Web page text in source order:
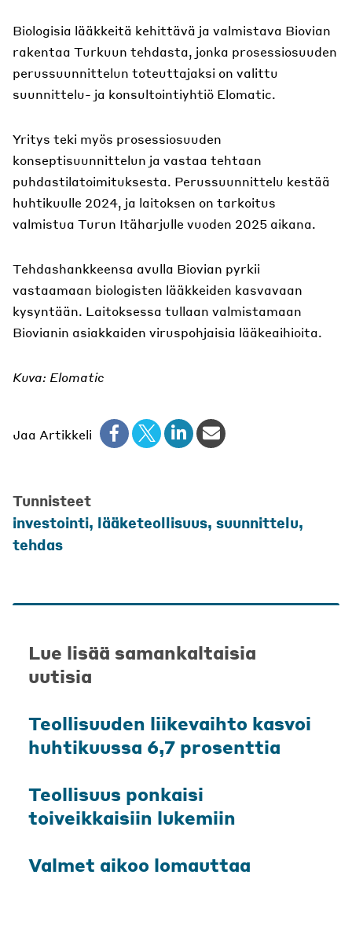
Biologisia lääkkeitä kehittävä ja valmistava Biovian
rakentaa Turkuun tehdasta, jonka prosessiosuuden
perussuunnittelun toteuttajaksi on valittu
suunnittelu- ja konsultointiyhtiö Elomatic.
Yritys teki myös prosessiosuuden
konseptisuunnittelun ja vastaa tehtaan
puhdastilatoimituksesta. Perussuunnittelu kestää
huhtikuulle 2024, ja laitoksen on tarkoitus
valmistua Turun Itäharjulle vuoden 2025 aikana.
Tehdashankkeensa avulla Biovian pyrkii
vastaamaan biologisten lääkkeiden kasvavaan
kysyntään. Laitoksessa tullaan valmistamaan
Biovianin asiakkaiden viruspohjaisia lääkeaihioita.
Kuva: Elomatic
Jaa Artikkeli
Tunnisteet
investointi, lääketeollisuus, suunnittelu,
tehdas
Lue lisää samankaltaisia
uutisia
Teollisuuden liikevaihto kasvoi
huhtikuussa 6,7 prosenttia
Teollisuus ponkaisi
toiveikkaisiin lukemiin
Valmet aikoo lomauttaa